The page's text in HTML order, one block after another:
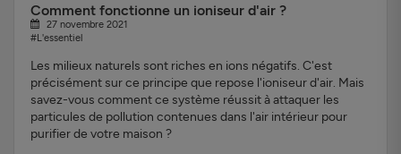
Comment fonctionne un ioniseur d'air ?
27 novembre 2021
#L'essentiel
Les milieux naturels sont riches en ions négatifs. C'est
précisément sur ce principe que repose l'ioniseur d'air. Mais
savez-vous comment ce système réussit à attaquer les
particules de pollution contenues dans l'air intérieur pour
purifier de votre maison ?